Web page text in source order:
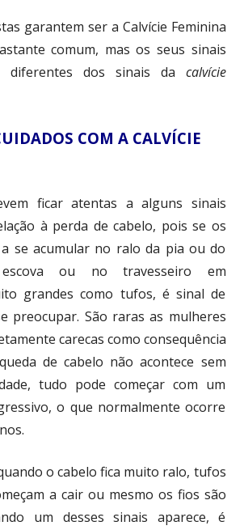
garantem ser a Calvície Feminina
comum, mas os seus sinais
diferentes dos sinais da calvície
COM A CALVÍCIE
ficar atentas a alguns sinais
à perda de cabelo, pois se os
se acumular no ralo da pia ou do
ou no travesseiro em
grandes como tufos, é sinal de
preocupar. São raras as mulheres
carecas como consequência
de cabelo não acontece sem
tudo pode começar com um
o que normalmente ocorre
o cabelo fica muito ralo, tufos
a cair ou mesmo os fios são
um desses sinais aparece, é